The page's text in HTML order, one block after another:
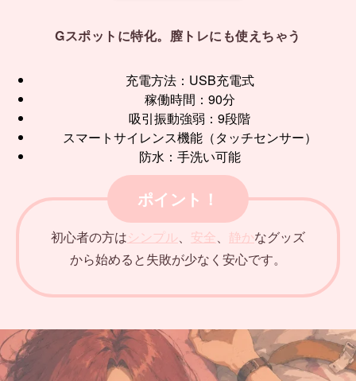
Gスポットに特化。膣トレにも使えちゃう
充電方法：USB充電式
稼働時間：90分
吸引振動強弱：9段階
スマートサイレンス機能（タッチセンサー）
防水：手洗い可能
ポイント！
初心者の方はシンプル、 安全、 静かなグッズ
から始めると失敗が少なく安心です。